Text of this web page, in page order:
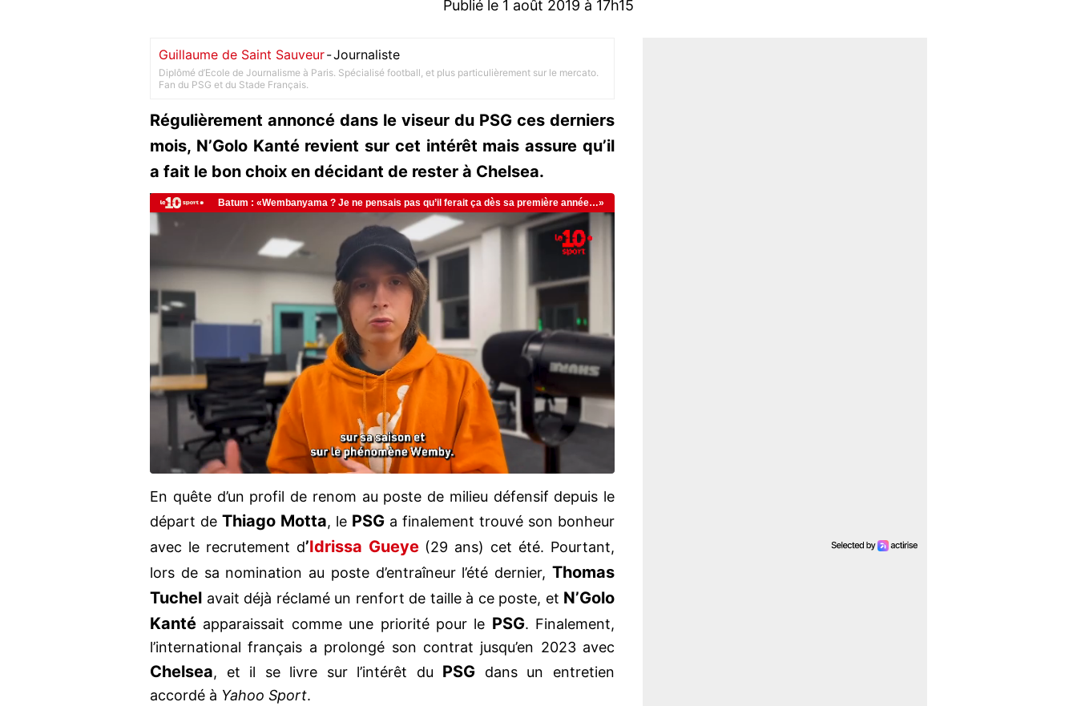
Publié le 1 août 2019 à 17h15
Guillaume de Saint Sauveur-Journaliste
Diplômé d’Ecole de Journalisme à Paris. Spécialisé football, et plus particulièrement sur le mercato.
Fan du PSG et du Stade Français.
Régulièrement annoncé dans le viseur du PSG ces derniers
mois, N’Golo Kanté revient sur cet intérêt mais assure qu’il
a fait le bon choix en décidant de rester à Chelsea.
En quête d’un profil de renom au poste de milieu défensif depuis le
départ de Thiago Motta, le PSG a finalement trouvé son bonheur
avec le recrutement d’Idrissa Gueye(29 ans) cet été. Pourtant,
lors de sa nomination au poste d’entraîneur l’été dernier, Thomas
Tuchel avait déjà réclamé un renfort de taille à ce poste, et N’Golo
Kanté apparaissait comme une priorité pour le PSG. Finalement,
l’international français a prolongé son contrat jusqu’en 2023 avec
Chelsea, et il se livre sur l’intérêt du PSG dans un entretien
accordé à Yahoo Sport.